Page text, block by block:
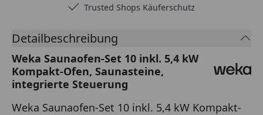
Trusted Shops Käuferschutz
Detailbeschreibung
Weka Saunaofen-Set 10 inkl. 5,4 kW
Kompakt-Ofen, Saunasteine,
integrierte Steuerung
Weka Saunaofen-Set 10 inkl. 5,4 kW Kompakt-